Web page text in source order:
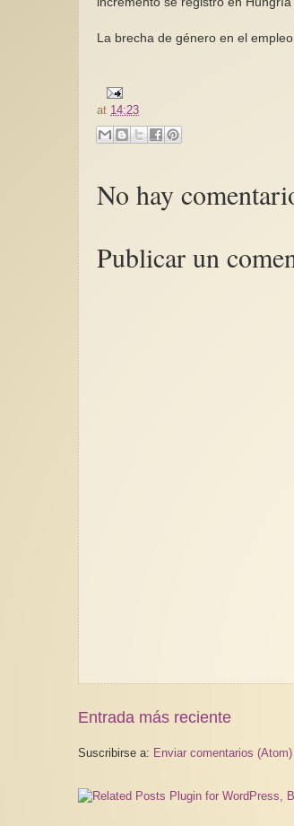
La brecha de género en el
at 14:23
No hay
Publicar un
Entrada más reciente
Suscribirse a: Enviar comentarios (Atom)